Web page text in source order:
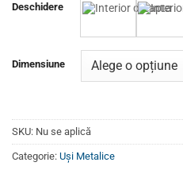
Deschidere
Dimensiune
SKU: Nu se aplică
Categorie: Uși Metalice